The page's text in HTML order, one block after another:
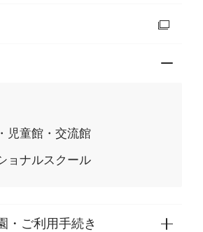
児童館・交流館
ョナルスクール
・ご利用手続き